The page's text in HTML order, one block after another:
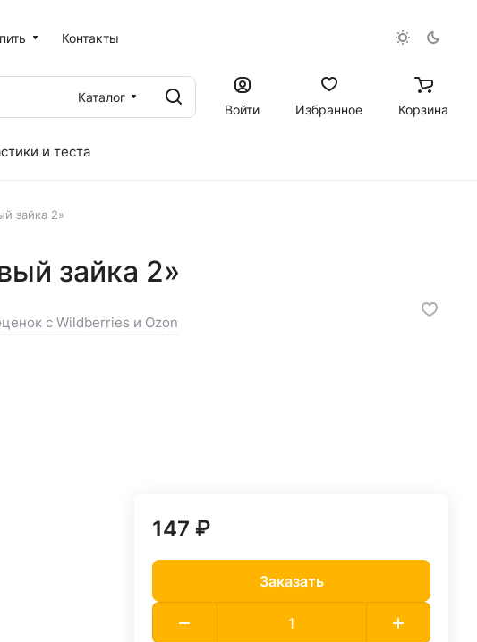
Контакты
Каталог
Войти
Избранное Корзина
и теста
зайка 2»
зайка 2»
с Wildberries и Ozon
147 ₽
Заказать